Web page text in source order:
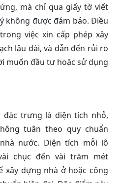
mà chỉ qua giấy tờ viết
không được đảm bảo. Điều
việc xin cấp phép xây
lâu dài, và dẫn đến rủi ro
muốn đầu tư hoặc sử dụng
trưng là diện tích nhỏ,
tuân theo quy chuẩn
nước. Diện tích mỗi lô
chục đến vài trăm mét
xây dựng nhà ở hoặc công